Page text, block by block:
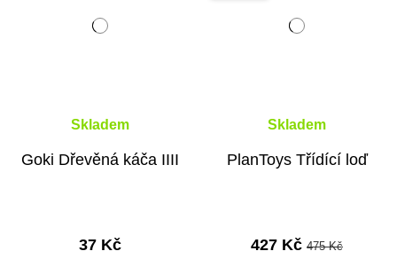
Skladem
Goki Dřevěná káča IIII
37 Kč
Skladem
PlanToys Třídící loď
427 Kč 475 Kč